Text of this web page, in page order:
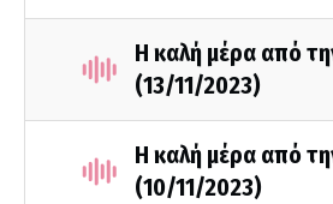
Η καλή μέρα από
(13/11/2023)
H καλή μέρα από
(10/11/2023)